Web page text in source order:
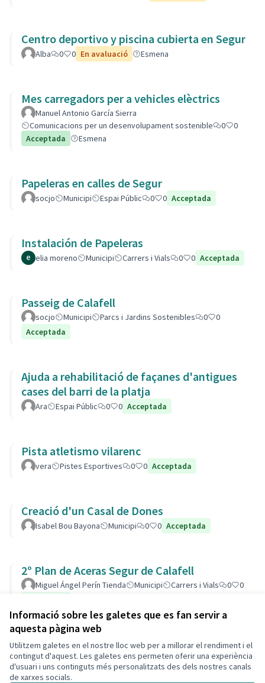
Informació sobre les galetes que es fan servir a
aquesta pàgina web
Utilitzem galetes en el nostre lloc web per a millorar el rendiment i el
contingut d'aquest. Les galetes ens permeten oferir una experiència
d'usuari i uns continguts més personalitzats des dels nostres canals
de xarxes socials.
Centro deportivo y piscina cubierta en Segur
Alba 0 0 En avaluació Esmena
Mes carregadors per a vehicles elèctrics
Manuel Antonio García Sierra
Comunicacions per un desenvolupament sostenible
0
0
Acceptada
Esmena
Papeleras en calles de Segur
socjo Municipi Espai Públic 0 0 Acceptada
Instalación de Papeleras
elia moreno Municipi Carrers i Vials 0 0 Acceptada
Passeig de Calafell
socjo Municipi Parcs i Jardins Sostenibles 0
0
Acceptada
Ajuda a rehabilitació de façanes d'antigues
cases del barri de la platja
Ara Espai Públic 0 0 Acceptada
Pista atletismo vilarenc
vera Pistes Esportives 0 0 Acceptada
Creació d'un Casal de Dones
Isabel Bou Bayona Municipi 0 0 Acceptada
2º Plan de Aceras Segur de Calafell
Miguel Ángel Perín Tienda Municipi Carrers i Vials 0
0
Termes i condicions d'ús
Configuració de les galetes
Decidim Calafell a X
Decidim Calafell a Facebook
Decidim Calafell a YouTube
Decidim Calafell a GitHub